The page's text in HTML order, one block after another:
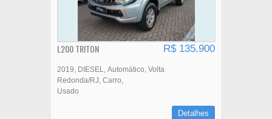
L200 TRITON R$ 135.900
2019 DIESEL Automático Volta
Redonda/RJ Carro
Usado
Detalhes